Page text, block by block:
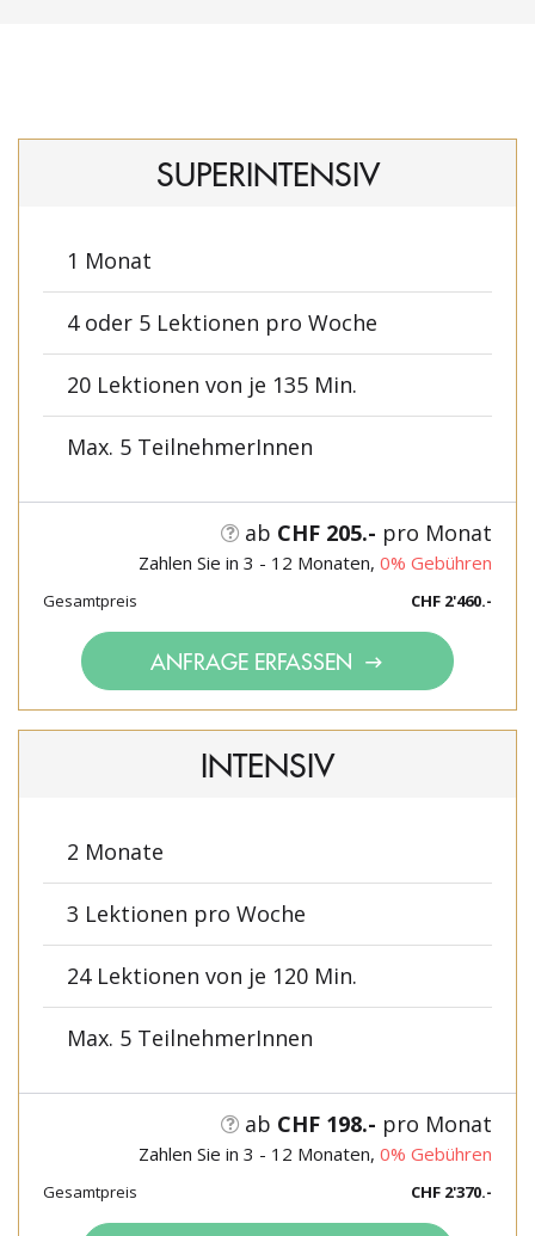
SUPERINTENSIV
1 Monat
4 oder 5 Lektionen pro Woche
20 Lektionen von je 135 Min.
Max. 5 TeilnehmerInnen
ab CHF 205.- pro Monat
Zahlen Sie in 3 - 12 Monaten, 0% Gebühren
Gesamtpreis CHF 2'460.-
ANFRAGE ERFASSEN
INTENSIV
2 Monate
3 Lektionen pro Woche
24 Lektionen von je 120 Min.
Max. 5 TeilnehmerInnen
ab CHF 198.- pro Monat
Zahlen Sie in 3 - 12 Monaten, 0% Gebühren
Gesamtpreis CHF 2'370.-